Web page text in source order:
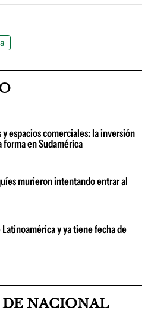
espacios comerciales: la inversión
en Sudamérica
murieron intentando entrar al
y ya tiene fecha de
NACIONAL